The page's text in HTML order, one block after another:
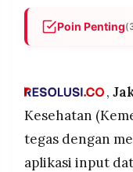
Poin Penting
perubahan
provinsi,
Sistem
Kesehatan
,
Kesehatan
tegas dengan
aplikasi input